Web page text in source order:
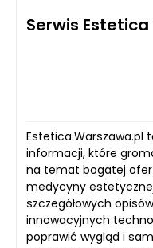
Serwis
Estetica.Warszawa.pl
informacji, które
na temat bogatej
medycyny
szczegółowych
innowacyjnych
poprawić wygląd i